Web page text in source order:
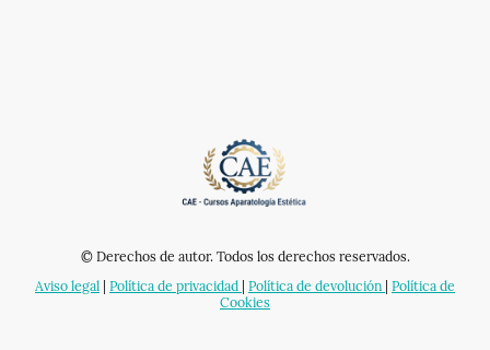
© Derechos de autor. Todos los derechos reservados.
Aviso legal
Política de privacidad Política de devolución Política de
Cookies